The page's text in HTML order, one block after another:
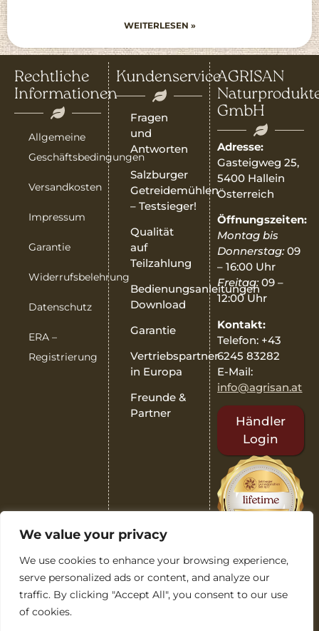
We value your privacy
We use cookies to enhance your browsing experience,
serve personalized ads or content, and analyze our
traffic. By clicking "Accept All", you consent to our use
of cookies.
WEITERLESEN »
Rechtliche
Informationen
Allgemeine
Geschäftsbedingungen
Versandkosten
Impressum
Garantie
Widerrufsbelehrung
Datenschutz
ERA –
Registrierung
Kundenservice
Fragen
und
Antworten
Salzburger
Getreidemühlen
– Testsieger!
Qualität
auf
Teilzahlung
Bedienungsanleitungen
Download
Garantie
Vertriebspartner
in Europa
Freunde &
Partner
AGRISAN
GmbH
Adresse:
Gasteigweg 25,
5400 Hallein
Österreich
Öffnungszeiten:
Montag bis
Donnerstag:09
– 16:00 Uhr
Freitag:09 –
12:00 Uhr
Kontakt:
Telefon: +43
6245 83282
E-Mail:
info@agrisan.at
Händler
Login